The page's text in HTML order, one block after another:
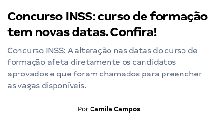
Concurso INSS: curso de formação
tem novas datas. Confira!
Concurso INSS: A alteração nas datas do curso de
formação afeta diretamente os candidatos
aprovados e que foram chamados para preencher
as vagas disponíveis.
Por Camila Campos